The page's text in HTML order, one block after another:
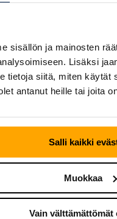
sisällön ja mainosten
Lisäksi
tietoja siitä, miten
antanut heille tai joita
Salli kaikki
Muokkaa
Vain välttämättömät